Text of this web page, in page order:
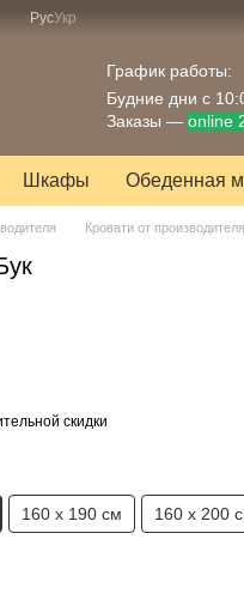
РусУкр
График работы:
Будние дни с
Заказы — online
Шкафы Обеденная
Кровати от
скидки
160 х 190 см 160 х 200